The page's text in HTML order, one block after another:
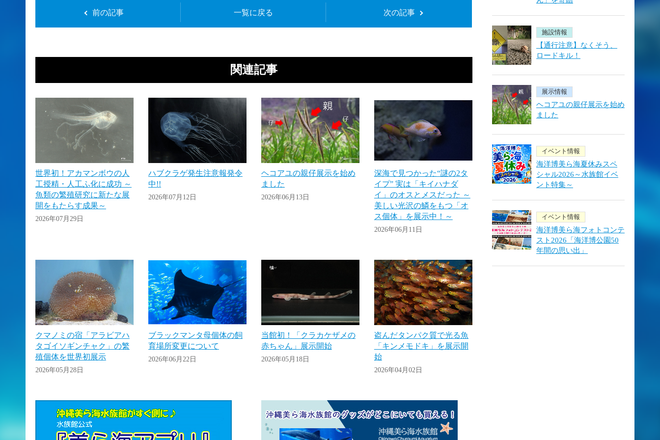
前の記事 一覧に戻る 次の記事
関連記事
世界初！アカマンボウの人
工授精・人工ふ化に成功 ～
魚類の繁殖研究に新たな展
開をもたらす成果～
2026年07月29日
ハブクラゲ発生注意報発令
中!!
2026年07月12日
ヘコアユの親仔展示を始め
ました
2026年06月13日
深海で見つかった“謎の2タ
イプ” 実は「キイハナダ
イ」のオスとメスだった ～
美しい光沢の鱗をもつ「オ
ス個体」を展示中！～
2026年06月11日
クマノミの宿「アラビアハ
タゴイソギンチャク」の繁
殖個体を世界初展示
2026年05月28日
ブラックマンタ母個体の飼
育場所変更について
2026年06月22日
当館初！「クラカケザメの
赤ちゃん」展示開始
2026年05月18日
盗んだタンパク質で光る魚
「キンメモドキ」を展示開
始
2026年04月02日
施設情報
【通行注意】なくそう、
ロードキル！
展示情報
ヘコアユの親仔展示を始め
ました
イベント情報
海洋博美ら海夏休みスペ
シャル2026～水族館イベ
ント特集～
イベント情報
海洋博美ら海フォトコンテ
スト2026「海洋博公園50
年間の思い出」